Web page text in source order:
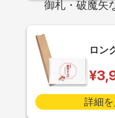
御札・破魔矢
ロン
詳細